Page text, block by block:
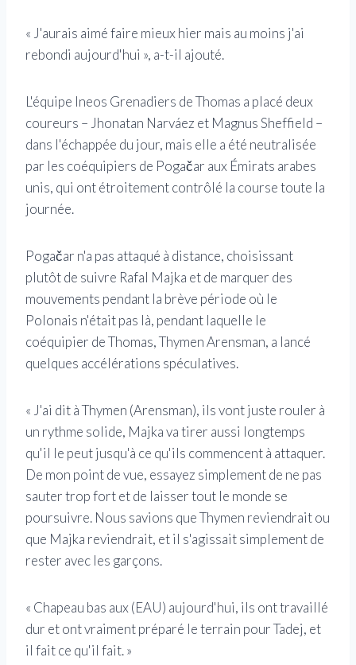
« J'aurais aimé faire mieux hier mais au moins j'ai
rebondi aujourd'hui », a-t-il ajouté.
L'équipe Ineos Grenadiers de Thomas a placé deux
coureurs – Jhonatan Narváez et Magnus Sheffield –
dans l'échappée du jour, mais elle a été neutralisée
par les coéquipiers de Pogačar aux Émirats arabes
unis, qui ont étroitement contrôlé la course toute la
journée.
Pogačar n'a pas attaqué à distance, choisissant
plutôt de suivre Rafal Majka et de marquer des
mouvements pendant la brève période où le
Polonais n'était pas là, pendant laquelle le
coéquipier de Thomas, Thymen Arensman, a lancé
quelques accélérations spéculatives.
« J'ai dit à Thymen (Arensman), ils vont juste rouler à
un rythme solide, Majka va tirer aussi longtemps
qu'il le peut jusqu'à ce qu'ils commencent à attaquer.
De mon point de vue, essayez simplement de ne pas
sauter trop fort et de laisser tout le monde se
poursuivre. Nous savions que Thymen reviendrait ou
que Majka reviendrait, et il s'agissait simplement de
rester avec les garçons.
« Chapeau bas aux (EAU) aujourd'hui, ils ont travaillé
dur et ont vraiment préparé le terrain pour Tadej, et
il fait ce qu'il fait. »